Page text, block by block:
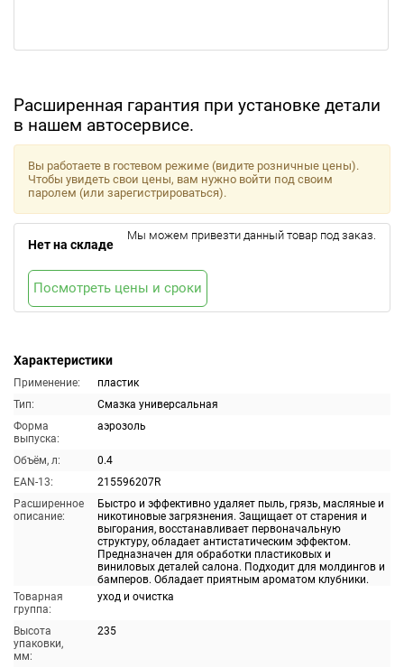
Расширенная гарантия при установке детали
в нашем автосервисе.
Характеристики
Применение:
пластик
Тип:
Смазка универсальная
Форма
выпуска:
аэрозоль
Объём, л:
0.4
EAN-13:
215596207R
Расширенное
описание:
Быстро и эффективно удаляет пыль, грязь, масляные и
никотиновые загрязнения. Защищает от старения и
выгорания, восстанавливает первоначальную
структуру, обладает антистатическим эффектом.
Предназначен для обработки пластиковых и
виниловых деталей салона. Подходит для молдингов и
бамперов. Обладает приятным ароматом клубники.
Товарная
группа:
уход и очистка
Высота
упаковки,
мм:
235
Вы работаете в гостевом режиме (видите розничные цены).
Чтобы увидеть свои цены, вам нужно войти под своим
паролем (или зарегистрироваться).
Нет на складе
Мы можем привезти данный товар под заказ.
Посмотреть цены и сроки